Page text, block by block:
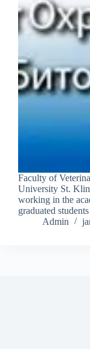
Faculty of
University St.
working in the
graduated
Admin